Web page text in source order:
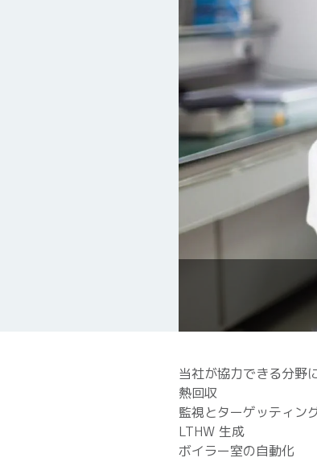
当社が協力できる分野
熱回収
監視とターゲッティン
LTHW 生成
ボイラー室の自動化